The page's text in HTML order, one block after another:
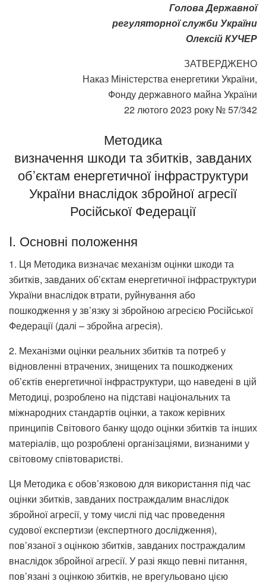
Голова Державної
регуляторної служби України
Олексій КУЧЕР
ЗАТВЕРДЖЕНО
Наказ Міністерства енергетики України,
Фонду державного майна України
22 лютого 2023 року № 57/342
Методика
визначення шкоди та збитків, завданих
об’єктам енергетичної інфраструктури
України внаслідок збройної агресії
Російської Федерації
I. Основні положення
1. Ця Методика визначає механізм оцінки шкоди та
збитків, завданих об’єктам енергетичної інфраструктури
України внаслідок втрати, руйнування або
пошкодження у зв’язку зі збройною агресією Російської
Федерації (далі – збройна агресія).
2. Механізми оцінки реальних збитків та потреб у
відновленні втрачених, знищених та пошкоджених
об’єктів енергетичної інфраструктури, що наведені в цій
Методиці, розроблено на підставі національних та
міжнародних стандартів оцінки, а також керівних
принципів Світового банку щодо оцінки збитків та інших
матеріалів, що розроблені організаціями, визнаними у
світовому співтоваристві.
Ця Методика є обов’язковою для використання під час
оцінки збитків, завданих постраждалим внаслідок
збройної агресії, у тому числі під час проведення
судової експертизи (експертного дослідження),
пов’язаної з оцінкою збитків, завданих постраждалим
внаслідок збройної агресії. У разі якщо певні питання,
пов’язані з оцінкою збитків, не врегульовано цією